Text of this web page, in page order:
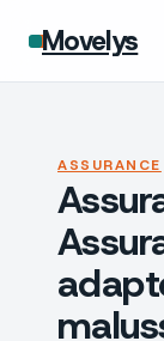
Movelys
Moto
Assurance
Écologie
ASSURANCE